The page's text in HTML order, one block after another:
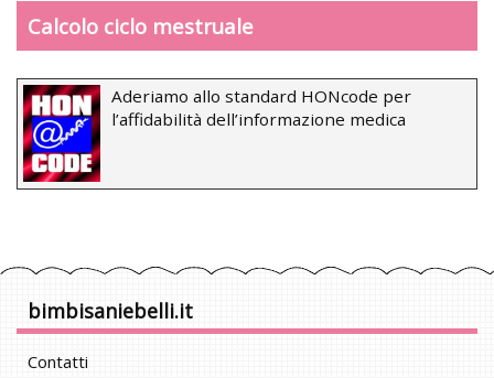
Calcolo ciclo mestruale
Aderiamo allo standard HONcode per
l’affidabilità dell’informazione medica
bimbisaniebelli.it
Contatti